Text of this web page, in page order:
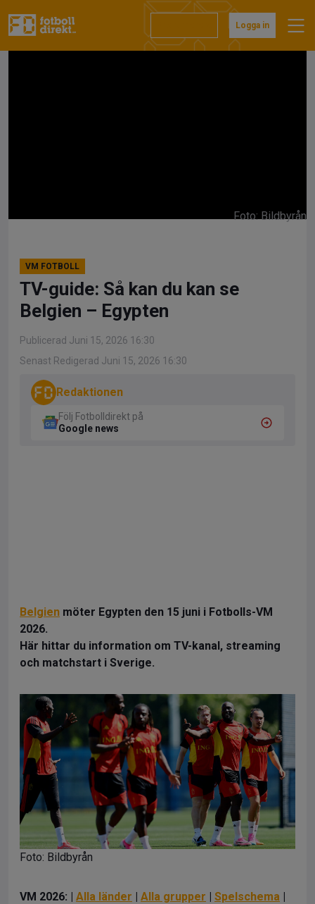
till
Logga in
Foto: Bildbyrån
VM FOTBOLL
TV-guide: Så kan du kan se
Belgien – Egypten
Publicerad Juni 15, 2026 16:30
Senast Redigerad Juni 15, 2026 16:30
Redaktionen
Följ Fotbolldirekt på
Google news
Belgien möter Egypten den 15 juni i Fotbolls-VM
2026.
Här hittar du information om TV-kanal, streaming
och matchstart i Sverige.
Foto: Bildbyrån
VM 2026: | Alla länder | Alla grupper | Spelschema |